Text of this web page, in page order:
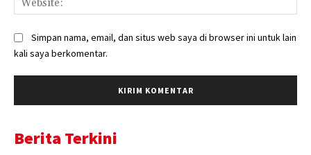
Simpan nama, email, dan situs web saya di browser ini untuk lain
kali saya berkomentar.
Berita Terkini